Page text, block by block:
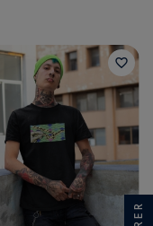
favorite_border